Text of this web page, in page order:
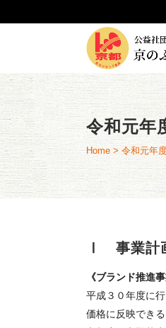
令和元年
Home > 令和元年
Ⅰ 事業計
《ブランド推進事
平成３０年度に
価格に反映でき